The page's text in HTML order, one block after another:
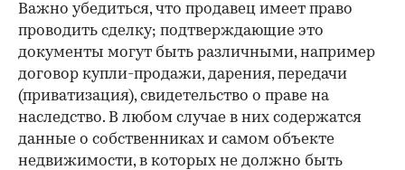
Важно убедиться, что продавец имеет право
проводить сделку; подтверждающие это
документы могут быть различными, например
договор купли-продажи, дарения, передачи
(приватизация), свидетельство о праве на
наследство. В любом случае в них содержатся
данные о собственниках и самом объекте
недвижимости, в которых не должно быть